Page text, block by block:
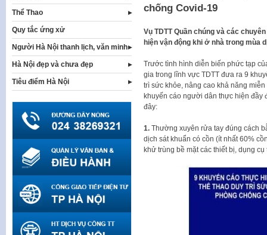
chống Covid-19
Vụ TDTT Quần chúng và các
hiện vận động khi ở nhà trong mùa
Trước tình hình diễn biến phức tạp
gia trong lĩnh vực TDTT đưa ra 9
trì sức khỏe, nâng cao khả năng
khuyến cáo người dân thực hiện đầy
đây:
1.Thường xuyên rửa tay đúng cách
dịch sát khuẩn có cồn (ít nhất 60%
khử trùng bề mặt các thiết bị, dụng
Thể Thao
Quy tắc ứng xử
Người Hà Nội thanh lịch, văn minh
Hà Nội đẹp và chưa đẹp
Tiêu điểm Hà Nội